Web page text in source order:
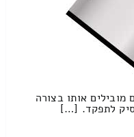
אותו בצורה
לתפקד. […]